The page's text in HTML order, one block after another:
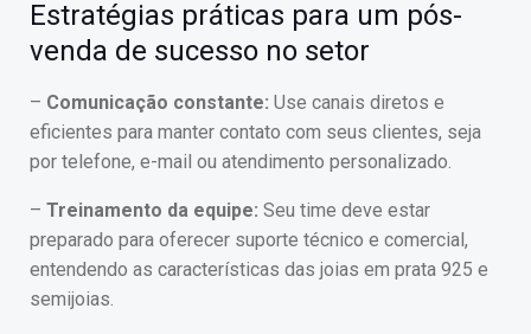
Estratégias práticas para um pós-
venda de sucesso no setor
– Comunicação constante: Use canais diretos e
eficientes para manter contato com seus clientes, seja
por telefone, e-mail ou atendimento personalizado.
– Treinamento da equipe: Seu time deve estar
preparado para oferecer suporte técnico e comercial,
entendendo as características das joias em prata 925 e
semijoias.